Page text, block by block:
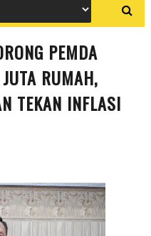
PEMDA
RUMAH,
TEKAN INFLASI